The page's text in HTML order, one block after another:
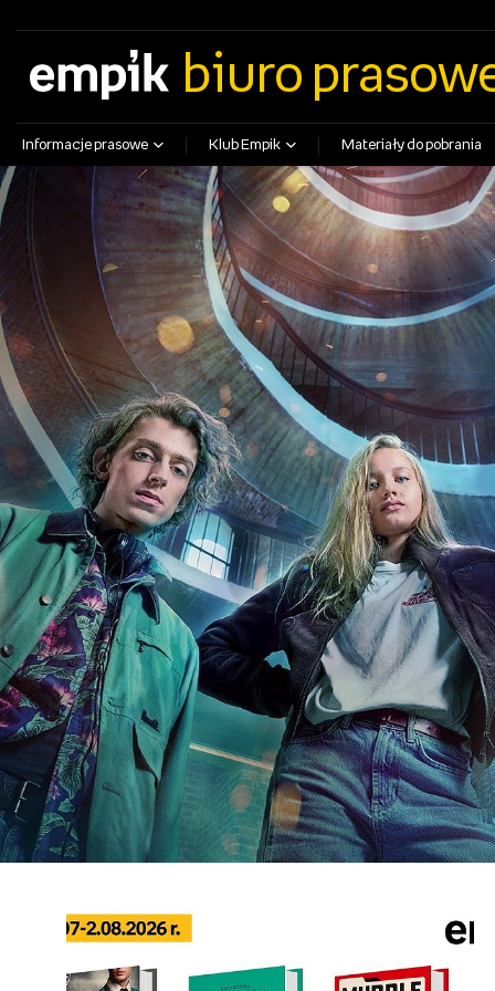
biuro
Informacje prasowe Klub Empik Materiały do pobrania